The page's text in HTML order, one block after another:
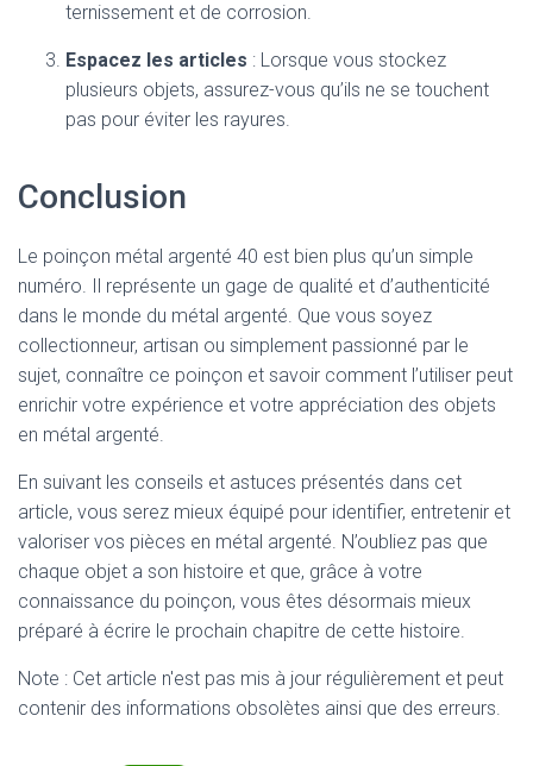
ternissement et de corrosion.
Espacez les articles : Lorsque vous stockez
plusieurs objets, assurez-vous qu’ils ne se touchent
pas pour éviter les rayures.
Conclusion
Le poinçon métal argenté 40 est bien plus qu’un simple
numéro. Il représente un gage de qualité et d’authenticité
dans le monde du métal argenté. Que vous soyez
collectionneur, artisan ou simplement passionné par le
sujet, connaître ce poinçon et savoir comment l’utiliser peut
enrichir votre expérience et votre appréciation des objets
en métal argenté.
En suivant les conseils et astuces présentés dans cet
article, vous serez mieux équipé pour identifier, entretenir et
valoriser vos pièces en métal argenté. N’oubliez pas que
chaque objet a son histoire et que, grâce à votre
connaissance du poinçon, vous êtes désormais mieux
préparé à écrire le prochain chapitre de cette histoire.
Note : Cet article n'est pas mis à jour régulièrement et peut
contenir des informations obsolètes ainsi que des erreurs.